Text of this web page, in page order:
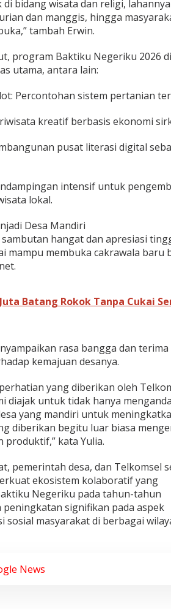
bidang wisata dan religi,
dan manggis, hingga
tambah Erwin.
program Baktiku Negeriku 2026 di
utama, antara lain:
Percontohan sistem pertanian
kreatif berbasis ekonomi
pusat literasi digital
intensif untuk
lokal.
Desa Mandiri
hangat dan apresiasi
mampu membuka cakrawala baru
Batang Rokok Tanpa Cukai
rasa bangga dan terima
kemajuan desanya.
yang diberikan oleh
diajak untuk tidak hanya
yang mandiri untuk
diberikan begitu luar biasa
kata Yulia.
pemerintah desa, dan Telkomsel
ekosistem kolaboratif yang
Negeriku pada tahun-tahun
signifikan pada aspek
masyarakat di berbagai
News